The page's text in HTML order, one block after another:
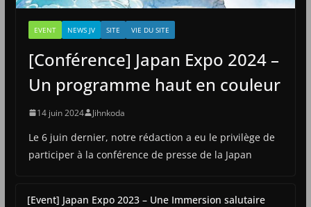
EVENT NEWS JV SITE VIE DU SITE
[Conférence] Japan Expo 2024 –
Un programme haut en couleur
14 juin 2024 Jihnkoda
Le 6 juin dernier, notre rédaction a eu le privilège de
participer à la conférence de presse de la Japan
[Event] Japan Expo 2023 – Une Immersion salutaire